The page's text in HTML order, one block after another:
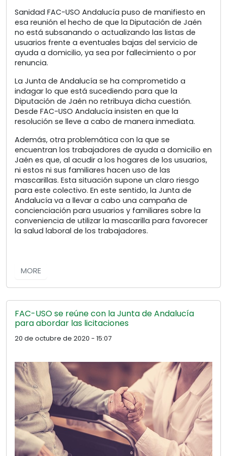
Sanidad FAC-USO Andalucía puso de manifiesto en
esa reunión el hecho de que la Diputación de Jaén
no está subsanando o actualizando las listas de
usuarios frente a eventuales bajas del servicio de
ayuda a domicilio, ya sea por fallecimiento o por
renuncia.
La Junta de Andalucía se ha comprometido a
indagar lo que está sucediendo para que la
Diputación de Jaén no retribuya dicha cuestión.
Desde FAC-USO Andalucía insisten en que la
resolución se lleve a cabo de manera inmediata.
Además, otra problemática con la que se
encuentran los trabajadores de ayuda a domicilio en
Jaén es que, al acudir a los hogares de los usuarios,
ni estos ni sus familiares hacen uso de las
mascarillas. Esta situación supone un claro riesgo
para este colectivo. En este sentido, la Junta de
Andalucía va a llevar a cabo una campaña de
concienciación para usuarios y familiares sobre la
conveniencia de utilizar la mascarilla para favorecer
la salud laboral de los trabajadores.
MORE
FAC-USO se reúne con la Junta de Andalucía
para abordar las licitaciones
20 de octubre de 2020 - 15:07